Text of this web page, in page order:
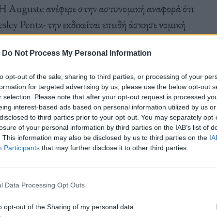
Do Not Process My Personal Information
opt-out of the sale, sharing to third parties, or processing of your
for targeted advertising by us, please use the below opt-out
selection. Please note that after your opt-out request is processed
interest-based ads based on personal information utilized by us
to third parties prior to your opt-out. You may separately
of your personal information by third parties on the IAB’s list of
This information may also be disclosed by us to third parties on the
Participants that may further disclose it to other third parties.
Data Processing Opt Outs
opt-out of the Sharing of my personal data.
Auguste ανέφερε στην αστυνομική αναφορά ότι
Pentz- την εκδικείται επειδή άσκησε νομική
έκανε σεξ με τον Diplo όταν ήταν 17 ετών και
με βρήκε στο Myspace. Πάντα του δίνω τα
ναι, έπρεπε να του δώσω το εφηβικό μου μ****ι
κορίτσια».